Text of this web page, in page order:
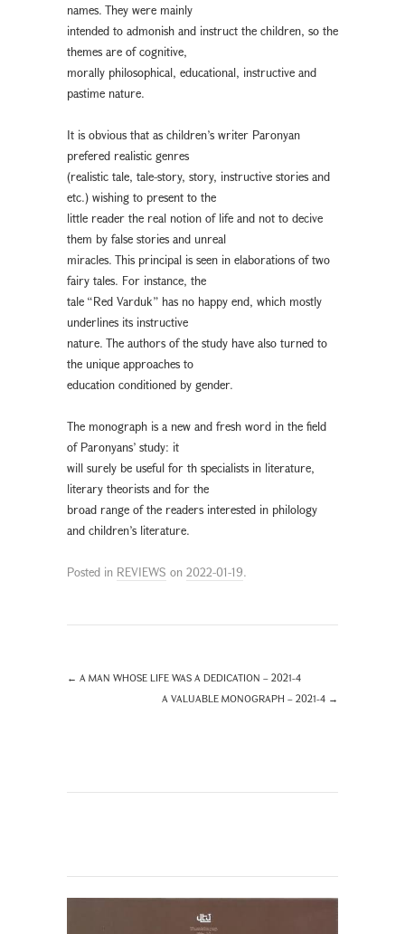
names. They were mainly
intended to admonish and instruct the children, so the
themes are of cognitive,
morally philosophical, educational, instructive and
pastime nature.
It is obvious that as children’s writer Paronyan
prefered realistic genres
(realistic tale, tale-story, story, instructive stories and
etc.) wishing to present to the
little reader the real notion of life and not to decive
them by false stories and unreal
miracles. This principal is seen in elaborations of two
fairy tales. For instance, the
tale “Red Varduk” has no happy end, which mostly
underlines its instructive
nature. The authors of the study have also turned to
the unique approaches to
education conditioned by gender.
The monograph is a new and fresh word in the field
of Paronyans’ study: it
will surely be useful for th specialists in literature,
literary theorists and for the
broad range of the readers interested in philology
and children’s literature.
Posted in REVIEWS on 2022-01-19.
← A MAN WHOSE LIFE WAS A DEDICATION – 2021-4
A VALUABLE MONOGRAPH – 2021-4 →